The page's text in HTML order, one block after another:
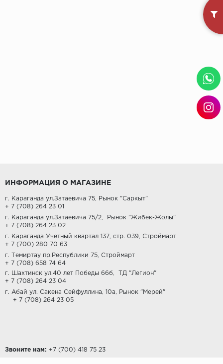
ИНФОРМАЦИЯ О МАГАЗИНЕ
г. Караганда ул.Затаевича 75, Рынок "Саркыт"
+ 7 (708) 264 23 01
г. Караганда ул.Затаевича 75/2,
Рынок "Жибек-Жолы"
+ 7 (708) 264 23 02
г. Караганда Учетный квартал 137, стр. 039, Строймарт
+ 7 (700) 280 70 63
г. Темиртау пр.Республики 75, Строймарт
+ 7 (708) 658 74 64
г. Шахтинск ул.40 лет Победы 66б,
ТД "Легион"
+ 7 (708) 264 23 04
г. Абай ул. Сакена Сейфуллина, 10а, Рынок "Мерей"
+ 7 (708) 264 23 05
Звоните нам: ‎+7 (700) 418 75 23